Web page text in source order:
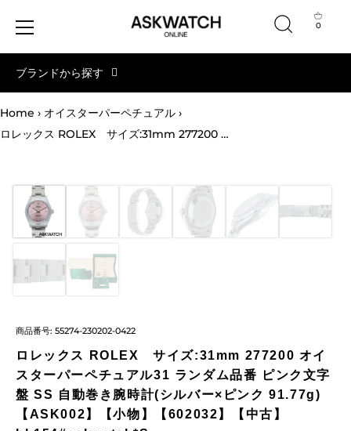
テ
ン
へ
0
ブランドから探す
Home › オイスターパーペチュアル ›
ロレックス ROLEX サイズ:31mm 277200 オイスターパーペチュアル31 ランダム品番 ピンク文字盤 SS 自動巻き腕時計(シルバー×ピンク 91.77g) 【ASK002】【小物】【602032】【中古】bb154#askwatch*S
商品番号: 55274-230202-0422
ロレックス ROLEX サイズ:31mm 277200 オイ
スターパーペチュアル31 ランダム品番 ピンク文字
盤 SS 自動巻き腕時計(シルバー×ピンク 91.77g)
【ASK002】【小物】【602032】【中古】